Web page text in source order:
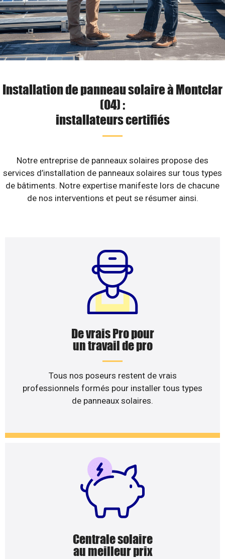
Installation de panneau solaire à Montclar
(04) :
installateurs certifiés
Notre entreprise de panneaux solaires propose des
services d’installation de panneaux solaires sur tous types
de bâtiments. Notre expertise manifeste lors de chacune
de nos interventions et peut se résumer ainsi.
De vrais Pro pour
un travail de pro
Tous nos poseurs restent de vrais
professionnels formés pour installer tous types
de panneaux solaires.
Centrale solaire
au meilleur prix